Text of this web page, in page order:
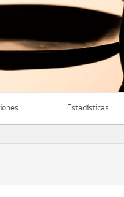
Estadísticas